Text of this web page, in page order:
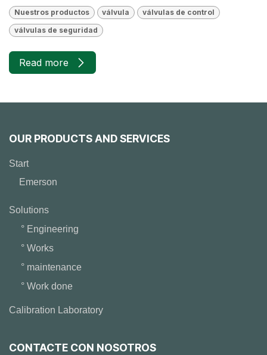
Nuestros productos válvula válvulas de control
válvulas de seguridad
Read more
OUR PRODUCTS AND SERVICES
Start
Emerson
Solutions
° Engineering
° Works
° maintenance
° Work done
Calibration Laboratory
CONTACTE CON NOSOTROS